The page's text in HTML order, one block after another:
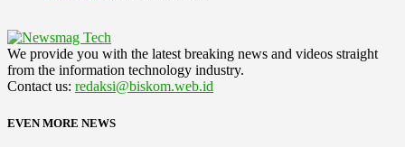
We provide you with the latest breaking news and videos straight
from the information technology industry.
Contact us: redaksi@biskom.web.id
EVEN MORE NEWS